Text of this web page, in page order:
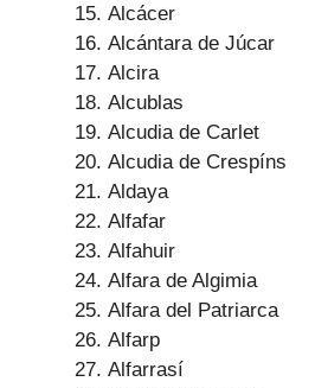
Alcácer
Alcántara de Júcar
Alcira
Alcublas
Alcudia de Carlet
Alcudia de Crespíns
Aldaya
Alfafar
Alfahuir
Alfara de Algimia
Alfara del Patriarca
Alfarp
Alfarrasí